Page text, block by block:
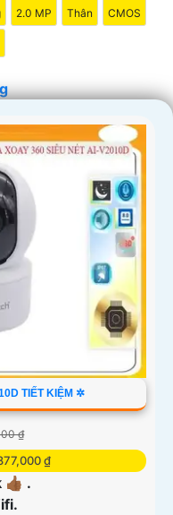
2.0 MP Thân CMOS
TIẾT KIỆM ✲
₫
₫
.